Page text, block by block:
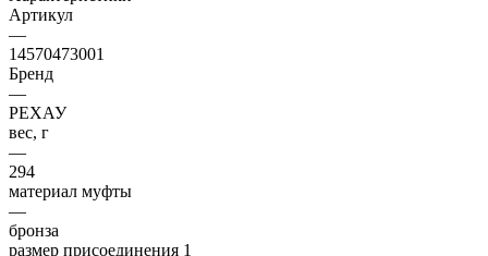
Артикул
—
14570473001
Бренд
—
РЕХАУ
вес, г
—
294
материал муфты
—
бронза
размер присоединения 1